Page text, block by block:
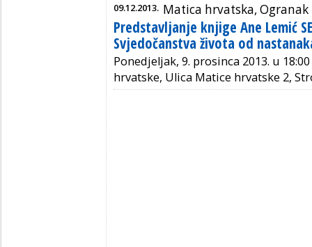
09.12.2013. Matica hrvatska,
Predstavljanje knjige Ane Lemić
Svjedočanstva života od
Ponedjeljak, 9. prosinca 2013. u
hrvatske, Ulica Matice hrvatske 2,